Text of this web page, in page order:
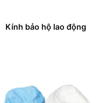
Kính bảo hộ lao động